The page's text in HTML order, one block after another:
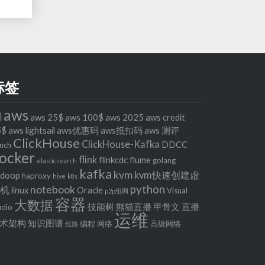
签
aws aws 25$ aws 100$ aws 2025 aws credit
aws lightsail aws优惠码 aws抵扣码 aws 测评
ClickHouse ClickHouse-Kafka DDCC
elasticsearch flinkflinkcdcflume golang
haproxy hive k8s kafka kvm kvm快速创建虚
linux notebook Oracle p2p组网 python Visual
大数据容器 技能树 熊猫直播 甲骨文 直播
架构 知识图谱 线路 编程 网络 运维 高级网络